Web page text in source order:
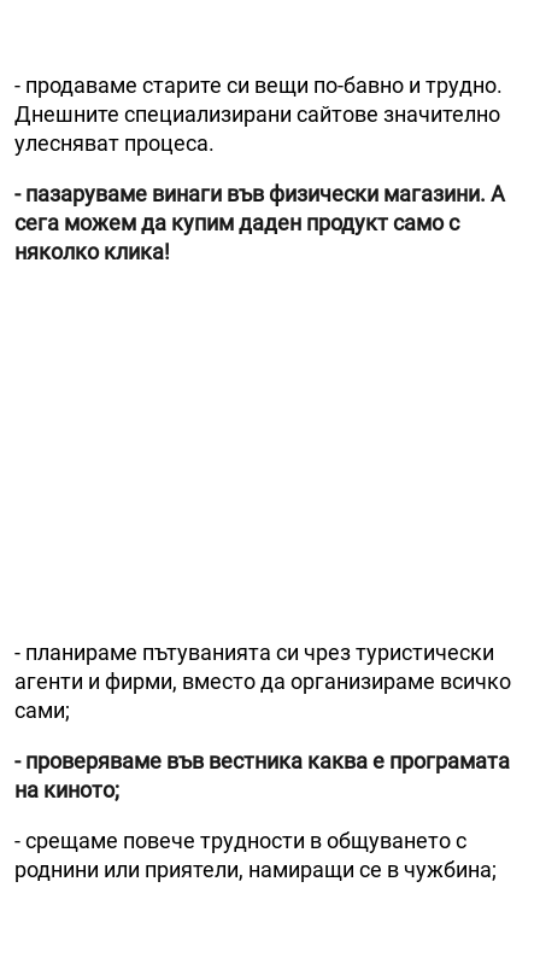
- продаваме старите си вещи по-бавно и трудно.
Днешните специализирани сайтове значително
улесняват процеса.
- пазаруваме винаги във физически магазини. А
сега можем да купим даден продукт само с
няколко клика!
- планираме пътуванията си чрез туристически
агенти и фирми, вместо да организираме всичко
сами;
- проверяваме във вестника каква е програмата
на киното;
- срещаме повече трудности в общуването с
роднини или приятели, намиращи се в чужбина;